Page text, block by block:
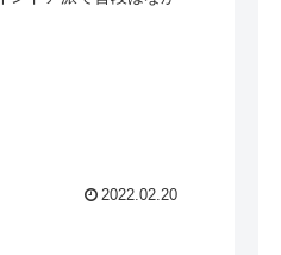
2022.02.20